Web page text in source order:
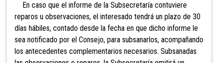
En caso que el informe de la Subsecretaría contuviere
reparos u observaciones, el interesado tendrá un plazo de 30
días hábiles, contado desde la fecha en que dicho informe le
sea notificado por el Consejo, para subsanarlos, acompañando
los antecedentes complementarios necesarios. Subsanadas